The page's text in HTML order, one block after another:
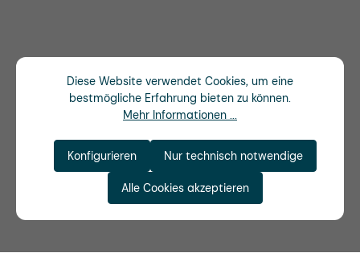
Diese Website verwendet Cookies, um eine
bestmögliche Erfahrung bieten zu können.
Mehr Informationen ...
Nur technisch notwendige
Konfigurieren
Alle Cookies akzeptieren